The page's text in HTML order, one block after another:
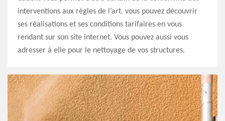
interventions aux règles de l’art. vous pouvez découvrir
ses réalisations et ses conditions tarifaires en vous
rendant sur son site internet. Vous pouvez aussi vous
adresser à elle pour le nettoyage de vos structures.